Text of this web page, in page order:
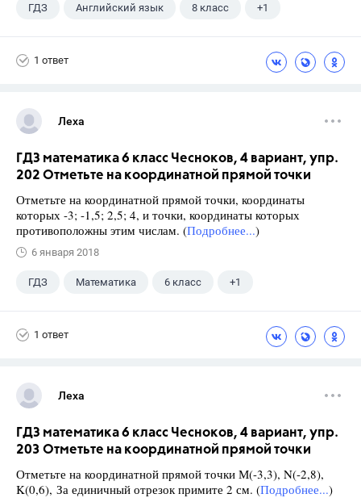
ГДЗ Английский язык 8 класс +1
1 ответ
Леха
ГДЗ математика 6 класс Чесноков, 4 вариант, упр.
202 Отметьте на координатной прямой точки
Отметьте на координатной прямой точки, координаты
которых -3; -1,5; 2,5; 4, и точки, координаты которых
противоположны этим числам. (Подробнее...)
6 января 2018
ГДЗ Математика 6 класс +1
1 ответ
Леха
ГДЗ математика 6 класс Чесноков, 4 вариант, упр.
203 Отметьте на координатной прямой точки
Отметьте на координатной прямой точки М(-3,3), N(-2,8),
K(0,6), За единичный отрезок примите 2 см. (Подробнее...)